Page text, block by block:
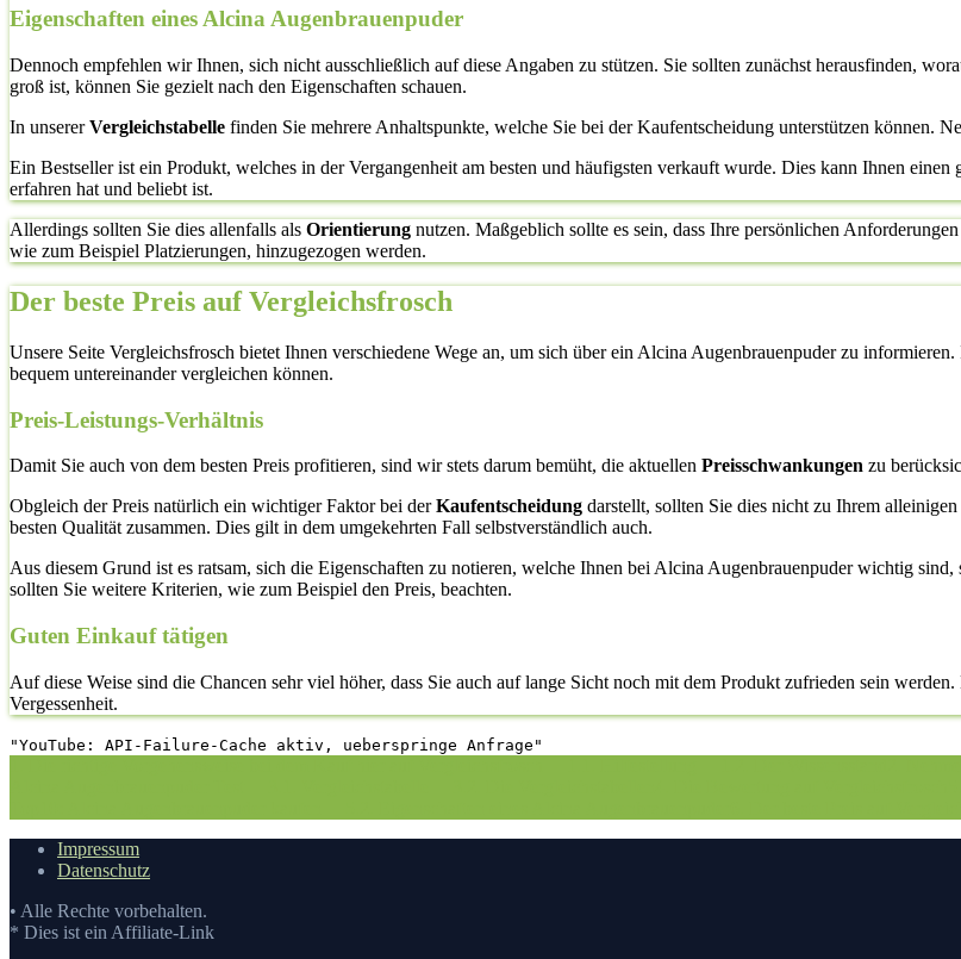
Eigenschaften eines Alcina Augenbrauenpuder
Dennoch empfehlen wir Ihnen, sich nicht ausschließlich auf diese Angaben zu stützen. Sie sollten zunächst herausfinden,
groß ist, können Sie gezielt nach den Eigenschaften schauen.
In unsererVergleichstabelle finden Sie mehrere Anhaltspunkte, welche Sie bei der Kaufentscheidung unterstützen können.
Ein Bestseller ist ein Produkt, welches in der Vergangenheit am besten und häufigsten verkauft wurde. Dies kann Ihnen
erfahren hat und beliebt ist.
Allerdings sollten Sie dies allenfalls als Orientierung nutzen. Maßgeblich sollte es sein, dass Ihre persönlichen
wie zum Beispiel Platzierungen, hinzugezogen werden.
Der beste Preis auf Vergleichsfrosch
Unsere Seite Vergleichsfrosch bietet Ihnen verschiedene Wege an, um sich über ein Alcina Augenbrauenpuder zu
bequem untereinander vergleichen können.
Preis-Leistungs-Verhältnis
Damit Sie auch von dem besten Preis profitieren, sind wir stets darum bemüht, die aktuellen Preisschwankungen zu
Obgleich der Preis natürlich ein wichtiger Faktor bei derKaufentscheidung darstellt, sollten Sie dies nicht zu Ihrem
besten Qualität zusammen. Dies gilt in dem umgekehrten Fall selbstverständlich auch.
Aus diesem Grund ist es ratsam, sich die Eigenschaften zu notieren, welche Ihnen bei Alcina Augenbrauenpuder wichtig
sollten Sie weitere Kriterien, wie zum Beispiel den Preis, beachten.
Guten Einkauf tätigen
Auf diese Weise sind die Chancen sehr viel höher, dass Sie auch auf lange Sicht noch mit dem Produkt zufrieden sein
Vergessenheit.
"YouTube: API-Failure-Cache aktiv, ueberspringe Anfrage"
Impressum
Datenschutz
• Alle Rechte vorbehalten.
* Dies ist ein Affiliate-Link